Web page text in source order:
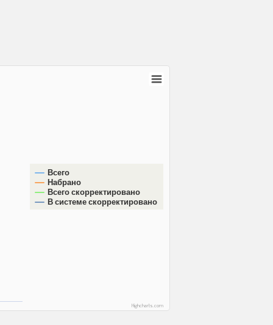
Всего
Набрано
Всего скорректировано
В системе скорректировано
Highcharts.com